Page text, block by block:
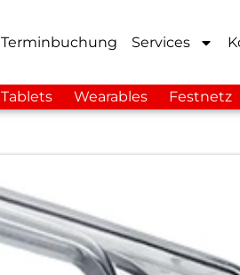
Terminbuchung Services
Tablets Wearables Festnetz